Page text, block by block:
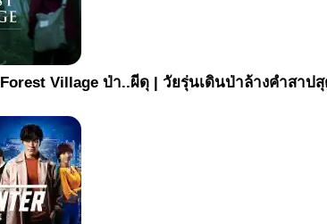
Village ป่า..ผีดุ | วัยรุ่นเดินป่าล้างคำสาปสุ